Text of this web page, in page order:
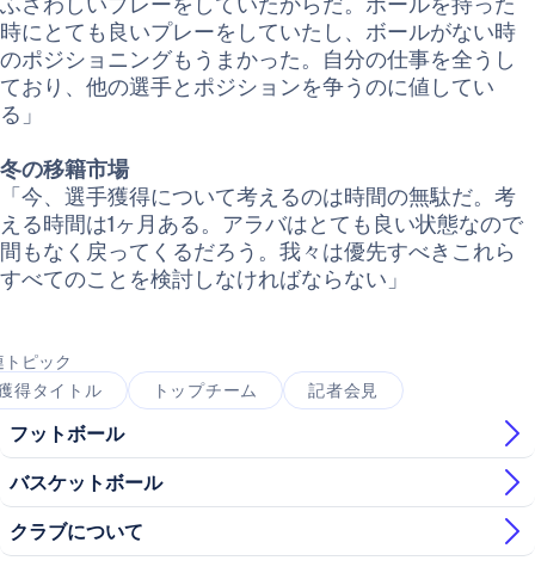
時にとても良いプレーをしていたし、ボールがない時
のポジショニングもうまかった。自分の仕事を全うし
ており、他の選手とポジションを争うのに値してい
る」
冬の移籍市場
「今、選手獲得について考えるのは時間の無駄だ。考
える時間は1ヶ月ある。アラバはとても良い状態なので
間もなく戻ってくるだろう。我々は優先すべきこれら
すべてのことを検討しなければならない」
トピック
得タイトル
トップチーム 記者会見
フットボール
バスケットボール
クラブについて